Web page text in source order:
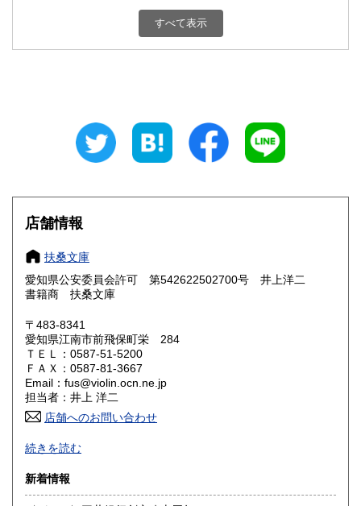
250円 富山県
250円 三重県
大阪府
奈良県
鳥取県 250円 島根県 250円
岡山県
山口県 250円
香川県 250円
高知県 250円
佐賀県
熊本県 250円 大分県 250円
すべて表示
店舗情報
扶桑文庫
愛知県公安委員会許可 第542622502700号 井上洋二
書籍商 扶桑文庫
〒483-8341
愛知県江南市前飛保町栄 284
ＴＥＬ：0587-51-5200
ＦＡＸ：0587-81-3667
Email：fus@violin.ocn.ne.jp
担当者：井上 洋二
店舗へのお問い合わせ
古文書、古地図、刷り物、一枚もの、絵葉書、鳥瞰図、近代
文献資料等を主体に扱っております。
沿線名：名鉄犬山線
最寄駅：江南駅下車
続きを読む
新着情報